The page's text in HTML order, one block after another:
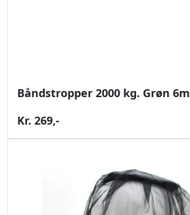
Båndstropper 2000 kg. Grøn 6m
Kr. 269,-